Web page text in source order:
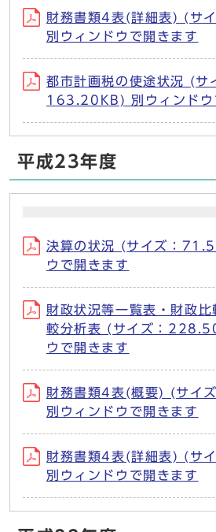
財務書類4表(詳細表) (サ
別ウィンドウで開きます
都市計画税の使途状況 (サ
163.20KB) 別ウィンドウ
平成23年度
決算の状況 (サイズ：
ウで開きます
財政状況等一覧表・財政
較分析表 (サイズ：
ウで開きます
財務書類4表(概要) (サイ
別ウィンドウで開きます
財務書類4表(詳細表) (サ
別ウィンドウで開きます